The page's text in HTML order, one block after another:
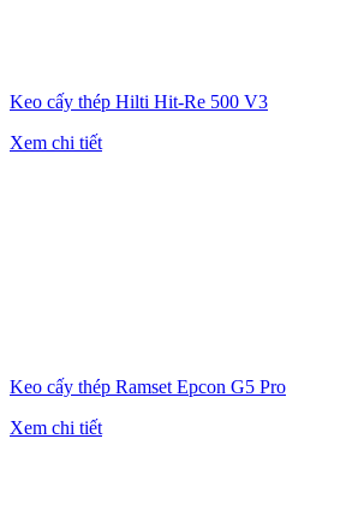
Keo cấy thép Hilti Hit-Re 500 V3
Xem chi tiết
Keo cấy thép Ramset Epcon G5 Pro
Xem chi tiết